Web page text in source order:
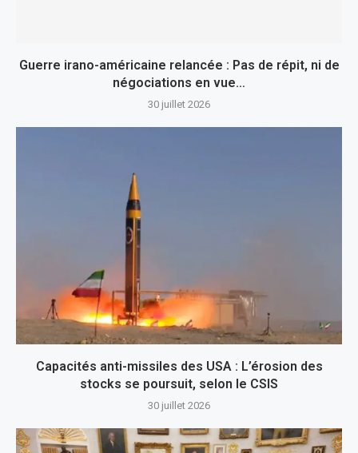
Guerre irano-américaine relancée : Pas de répit, ni de
négociations en vue…
30 juillet 2026
Capacités anti-missiles des USA : L’érosion des
stocks se poursuit, selon le CSIS
30 juillet 2026